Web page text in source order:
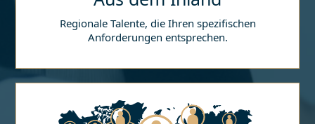
Regionale Talente, die Ihren spezifischen
Anforderungen entsprechen.